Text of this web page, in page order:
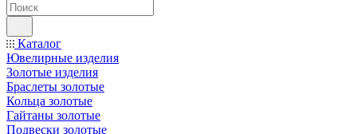
Каталог
Ювелирные изделия
Золотые изделия
Браслеты золотые
Кольца золотые
Гайтаны золотые
Подвески золотые